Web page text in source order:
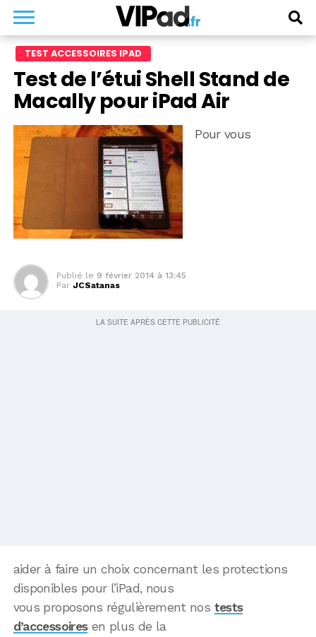
TEST ACCESSOIRES IPAD
Test de l’étui Shell Stand de
Macally pour iPad Air
Pour vous
Publié le 9 février 2014 à 13:45
Par JCSatanas
aider à faire un choix concernant les protections
disponibles pour l’iPad, nous
vous proposons régulièrement nos tests
d’accessoiresen plus de la